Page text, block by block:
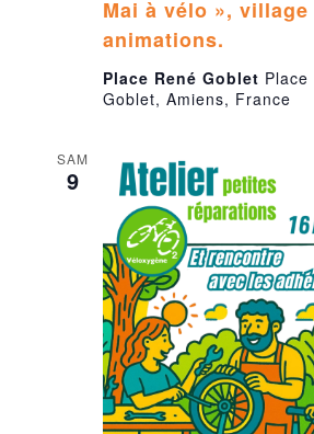
Mai à vélo », village
animations.
Place René Goblet Place
Goblet, Amiens, France
SAM
9